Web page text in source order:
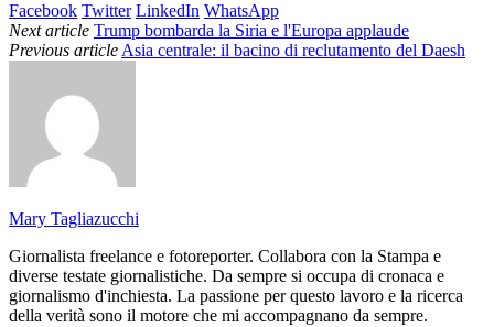
Facebook Twitter LinkedIn WhatsApp
Next article Trump bombarda la Siria e l'Europa applaude
Previous article Asia centrale: il bacino di reclutamento del Daesh
Mary Tagliazucchi
Giornalista freelance e fotoreporter. Collabora con la Stampa e
diverse testate giornalistiche. Da sempre si occupa di cronaca e
giornalismo d'inchiesta. La passione per questo lavoro e la ricerca
della verità sono il motore che mi accompagnano da sempre.